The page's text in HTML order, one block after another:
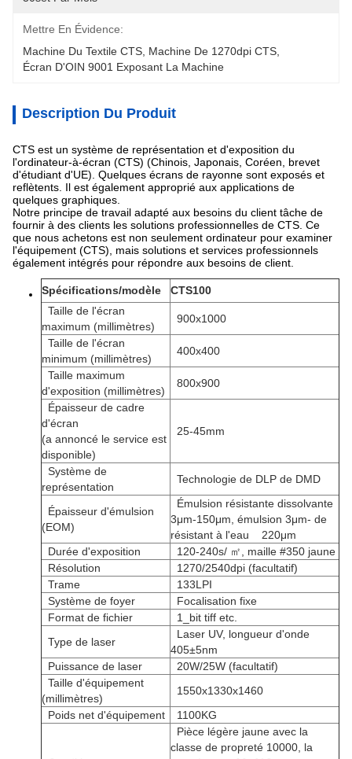
Mettre En Évidence:
Machine Du Textile CTS Machine De 1270dpi CTS
Écran D'OIN 9001 Exposant La Machine
Description Du Produit
CTS est un système de représentation et d'exposition du
l'ordinateur-à-écran (CTS) (Chinois, Japonais, Coréen, brevet
d'étudiant d'UE). Quelques écrans de rayonne sont exposés et
reflètents. Il est également approprié aux applications de
quelques graphiques.
Notre principe de travail adapté aux besoins du client tâche de
fournir à des clients les solutions professionnelles de CTS. Ce
que nous achetons est non seulement ordinateur pour examiner
l'équipement (CTS), mais solutions et services professionnels
également intégrés pour répondre aux besoins de client.
Spécifications/modèle
CTS100
Taille de l'écran
maximum (millimètres)
900x1000
Taille de l'écran
minimum (millimètres)
400x400
Taille maximum
d'exposition (millimètres)
800x900
Épaisseur de cadre
d'écran
(a annoncé le service est
disponible)
25-45mm
Système de
représentation
Technologie de DLP de DMD
Épaisseur d'émulsion
(EOM)
Émulsion résistante dissolvante
3μm-150μm, émulsion 3μm- de
résistant à l'eau 220μm
Durée d'exposition
120-240s/ ㎡, maille #350 jaune
Résolution
1270/2540dpi (facultatif)
Trame
133LPI
Système de foyer
Focalisation fixe
Format de fichier
1_bit tiff etc.
Type de laser
Laser UV, longueur d'onde
405±5nm
Puissance de laser
20W/25W (facultatif)
Taille d'équipement
(millimètres)
1550x1330x1460
Poids net d'équipement
1100KG
Pièce légère jaune avec la
classe de propreté 10000, la